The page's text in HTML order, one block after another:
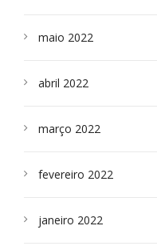
maio 2022
abril 2022
março 2022
fevereiro 2022
janeiro 2022